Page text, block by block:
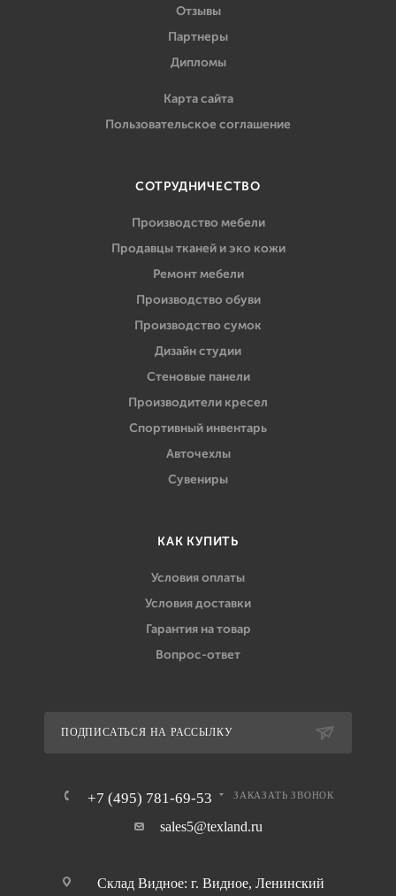
Отзывы
Партнеры
Дипломы
Карта сайта
Пользовательское соглашение
СОТРУДНИЧЕСТВО
Производство мебели
Продавцы тканей и эко кожи
Ремонт мебели
Производство обуви
Производство сумок
Дизайн студии
Стеновые панели
Производители кресел
Спортивный инвентарь
Авточехлы
Сувениры
КАК КУПИТЬ
Условия оплаты
Условия доставки
Гарантия на товар
Вопрос-ответ
ПОДПИСАТЬСЯ НА РАССЫЛКУ
+7 (495) 781-69-53 ЗАКАЗАТЬ ЗВОНОК
sales5@texland.ru
Склад Видное: г. Видное, Ленинский